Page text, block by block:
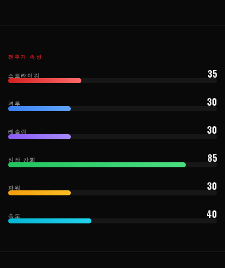
전투기 속성
스트라이킹 35
격투 30
레슬링 30
심장 강화 85
파워 30
속도 40